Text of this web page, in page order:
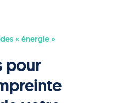
« énergie »
pour